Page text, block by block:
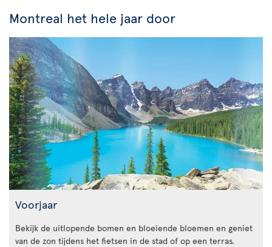
Montreal het hele jaar door
Voorjaar
Bekijk de uitlopende bomen en bloeiende bloemen en geniet
van de zon tijdens het fietsen in de stad of op een terras.